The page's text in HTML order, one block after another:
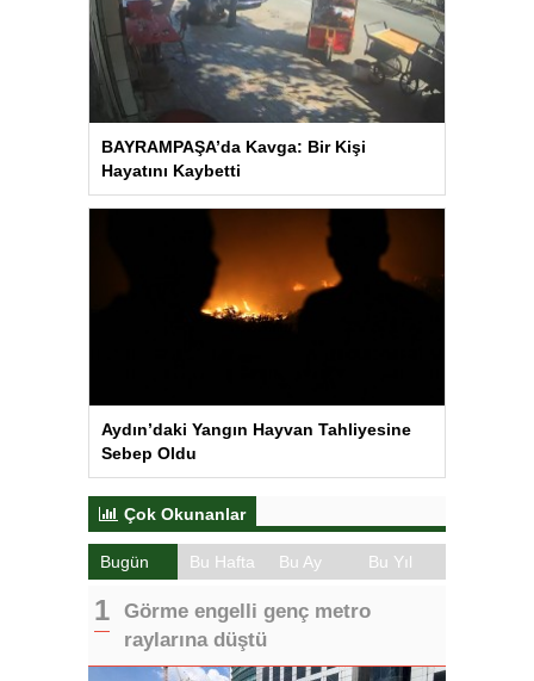
BAYRAMPAŞA’da Kavga: Bir Kişi
Hayatını Kaybetti
Aydın’daki Yangın Hayvan Tahliyesine
Sebep Oldu
Çok Okunanlar
Bugün Bu Hafta Bu Ay Bu Yıl
Görme engelli genç metro
raylarına düştü